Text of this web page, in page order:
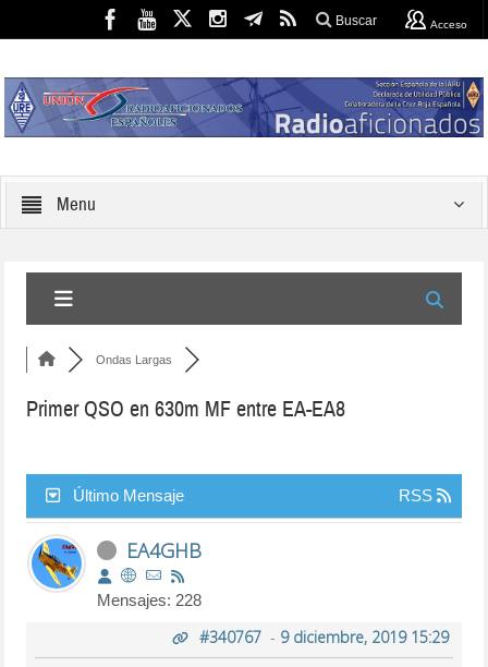
Buscar Acceso
Menu
Ondas Largas
Primer QSO en 630m MF entre EA-EA8
Último Mensaje RSS
EA4GHB
Mensajes: 228
#340767- 9 diciembre, 2019 15:29